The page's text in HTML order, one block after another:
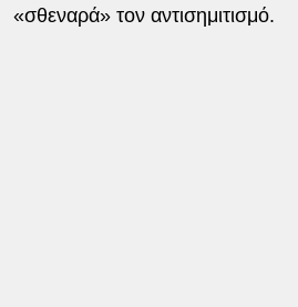
«σθεναρά» τον αντισημιτισμό.